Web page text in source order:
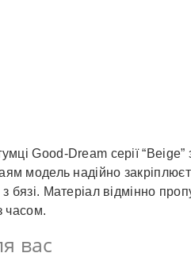
Good-Dream серії
модель надійно
бязі. Матеріал відмінно
часом.
вас